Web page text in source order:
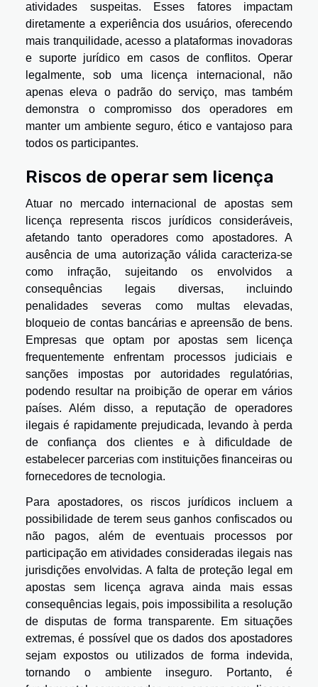
atividades suspeitas. Esses fatores impactam
diretamente a experiência dos usuários, oferecendo
mais tranquilidade, acesso a plataformas inovadoras
e suporte jurídico em casos de conflitos. Operar
legalmente, sob uma licença internacional, não
apenas eleva o padrão do serviço, mas também
demonstra o compromisso dos operadores em
manter um ambiente seguro, ético e vantajoso para
todos os participantes.
Riscos de operar sem licença
Atuar no mercado internacional de apostas sem
licença representa riscos jurídicos consideráveis,
afetando tanto operadores como apostadores. A
ausência de uma autorização válida caracteriza-se
como infração, sujeitando os envolvidos a
consequências legais diversas, incluindo
penalidades severas como multas elevadas,
bloqueio de contas bancárias e apreensão de bens.
Empresas que optam por apostas sem licença
frequentemente enfrentam processos judiciais e
sanções impostas por autoridades regulatórias,
podendo resultar na proibição de operar em vários
países. Além disso, a reputação de operadores
ilegais é rapidamente prejudicada, levando à perda
de confiança dos clientes e à dificuldade de
estabelecer parcerias com instituições financeiras ou
fornecedores de tecnologia.
Para apostadores, os riscos jurídicos incluem a
possibilidade de terem seus ganhos confiscados ou
não pagos, além de eventuais processos por
participação em atividades consideradas ilegais nas
jurisdições envolvidas. A falta de proteção legal em
apostas sem licença agrava ainda mais essas
consequências legais, pois impossibilita a resolução
de disputas de forma transparente. Em situações
extremas, é possível que os dados dos apostadores
sejam expostos ou utilizados de forma indevida,
tornando o ambiente inseguro. Portanto, é